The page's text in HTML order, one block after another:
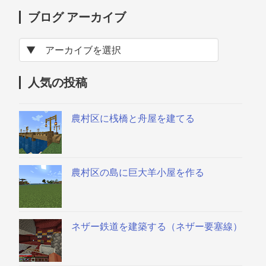
ブログ アーカイブ
人気の投稿
農村区に桟橋と舟屋を建てる
農村区の島に巨大羊小屋を作る
ネザー鉄道を建築する（ネザー要塞線）